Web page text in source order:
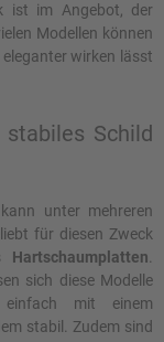
Schild
unter mehreren
Hartschaumplatten